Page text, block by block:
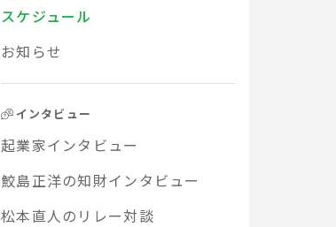
スケジュール
お知らせ
インタビュー
起業家インタビュー
鮫島正洋の知財インタビュー
松本直人のリレー対談